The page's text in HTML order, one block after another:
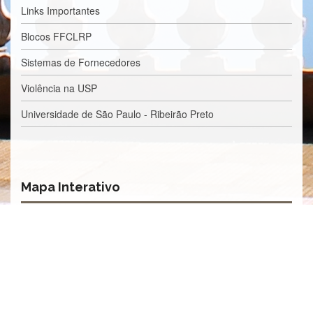
Eventos
de
Inclusão
e
Pertencimento
Apoio
Você
Conheça
Links Importantes
Blocos FFCLRP
Sistemas de Fornecedores
Violência na USP
Universidade de São Paulo - Ribeirão Preto
Mapa Interativo